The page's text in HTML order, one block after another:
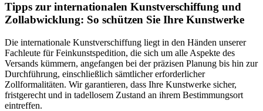
Tipps zur internationalen Kunstverschiffung und
Zollabwicklung: So schützen Sie Ihre Kunstwerke
Die internationale Kunstverschiffung liegt in den Händen unserer
Fachleute für Feinkunstspedition, die sich um alle Aspekte des
Versands kümmern, angefangen bei der präzisen Planung bis hin zur
Durchführung, einschließlich sämtlicher erforderlicher
Zollformalitäten. Wir garantieren, dass Ihre Kunstwerke sicher,
fristgerecht und in tadellosem Zustand an ihrem Bestimmungsort
eintreffen.